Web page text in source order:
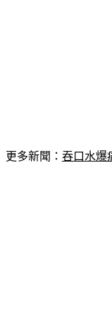
更多新聞： 吞口水爆